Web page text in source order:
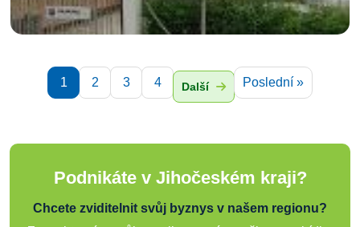
1 2 3 4 Další Poslední »
Podnikáte v Jihočeském kraji?
Chcete zviditelnit svůj byznys v našem regionu?